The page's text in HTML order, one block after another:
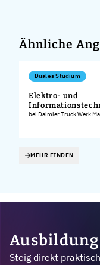
Ähnliche
Duales Studium
Elektro- und
bei Daimler Truck Werk
MEHR FINDEN
Steig direkt